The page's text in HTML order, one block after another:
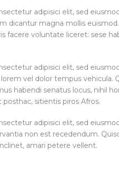
adipisici elit, sed
dicantur magna mollis
facere voluntate liceret: sese
adipisici elit, sed
vel dolor tempus vehicula.
habendi senatus locus, nihil
sitientis piros Afros.
adipisici elit, sed
non est recedendum.
amari petere vellent.